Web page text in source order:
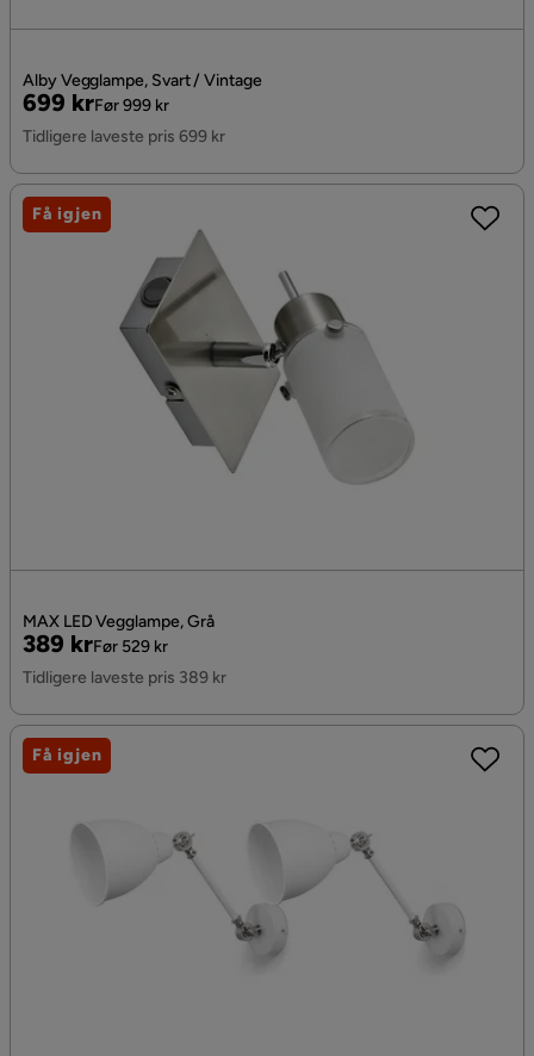
Alby Vegglampe, Svart / Vintage
Pris
699 kr
Original
Pris
Før 999 kr
Tidligere laveste pris 699 kr
MAX LED Vegglampe, Grå
Pris
389 kr
Original
Pris
Før 529 kr
Tidligere laveste pris 389 kr
Få igjen
Få igjen